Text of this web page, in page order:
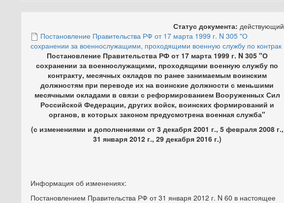
Статус документа: действующий
Постановление Правительства РФ от 17 марта 1999 г. N 305 "О
сохранении за военнослужащими, проходящими военную службу по контрак
Постановление Правительства РФ от 17 марта 1999 г. N 305 "О
сохранении за военнослужащими, проходящими военную службу по
контракту, месячных окладов по ранее занимаемым воинским
должностям при переводе их на воинские должности с меньшими
месячными окладами в связи с реформированием Вооруженных Сил
Российской Федерации, других войск, воинских формирований и
органов, в которых законом предусмотрена военная служба"
(с изменениями и дополнениями от 3 декабря 2001 г., 5 февраля 2008 г.,
31 января 2012 г., 29 декабря 2016 г.)
Информация об изменениях:
Постановлением Правительства РФ от 31 января 2012 г. N 60 в настоящее